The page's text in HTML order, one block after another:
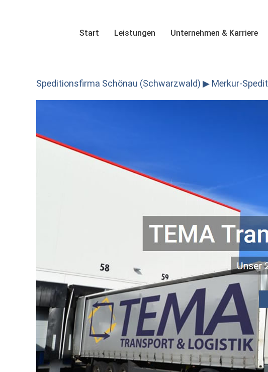
Start Leistungen Unternehmen & Karriere
Speditionsfirma Schönau (Schwarzwald) ▶︎ Merkur-